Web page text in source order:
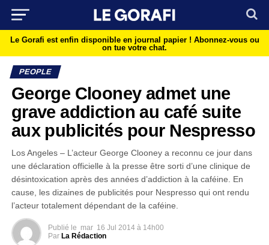
Le Gorafi est enfin disponible en journal papier ! Abonnez-vous ou
on tue votre chat.
PEOPLE
George Clooney admet une
grave addiction au café suite
aux publicités pour Nespresso
Los Angeles – L’acteur George Clooney a reconnu ce jour dans
une déclaration officielle à la presse être sorti d’une clinique de
désintoxication après des années d’addiction à la caféine. En
cause, les dizaines de publicités pour Nespresso qui ont rendu
l’acteur totalement dépendant de la caféine.
Publié le mar 16 Jul 2014 à 14h00
Par La Rédaction